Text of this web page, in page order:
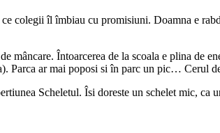
colegii îl îmbiau cu promisiuni. Doamna e
mâncare. Întoarcerea de la scoala e plina de
Parca ar mai poposi si în parc un pic… Cerul
Scheletul. Îsi doreste un schelet mic, ca